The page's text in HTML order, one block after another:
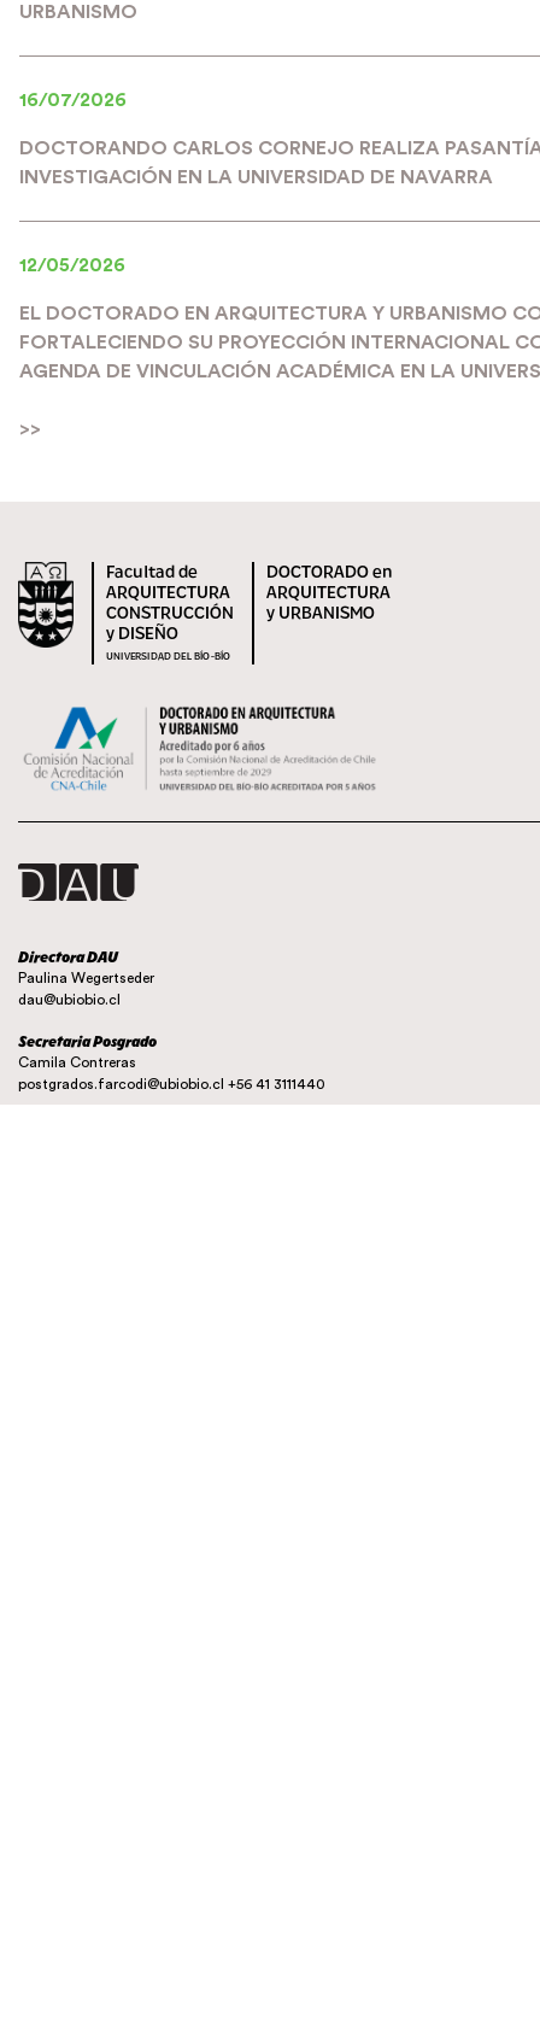
URBANISMO
16/07/2026
DOCTORANDO CARLOS CORNEJO REALIZA
INVESTIGACIÓN EN LA UNIVERSIDAD DE NAVARRA
12/05/2026
EL DOCTORADO EN ARQUITECTURA Y URBANISMO
FORTALECIENDO SU PROYECCIÓN INTERNACIONAL
AGENDA DE VINCULACIÓN ACADÉMICA EN LA
>>
Facultad de
ARQUITECTURA
CONSTRUCCIÓN
y DISEÑO
UNIVERSIDAD DEL BÍO-BÍO
DOCTORADO en
ARQUITECTURA
y URBANISMO
Directora DAU
Paulina Wegertseder
dau@ubiobio.cl
Secretaria Posgrado
Camila Contreras
postgrados.farcodi@ubiobio.cl +56 41 3111440